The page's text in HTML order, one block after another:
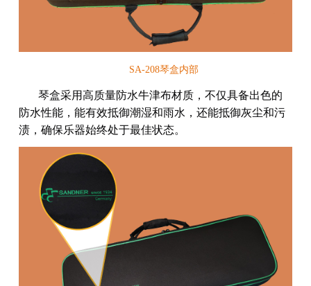
SA-208琴盒内部
琴盒采用高质量防水牛津布材质，不仅具备出色的
防水性能，能有效抵御潮湿和雨水，还能抵御灰尘和污
渍，确保乐器始终处于最佳状态。